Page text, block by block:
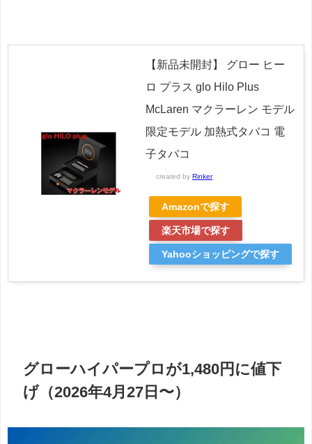
【新品未開封】 グロー ヒー
ロ プラス glo Hilo Plus
McLaren マクラーレン モデル
限定モデル 加熱式タバコ 電
子タバコ
created by Rinker
Amazonで探す
楽天市場で探す
Yahooショッピングで探す
グローハイパープロが1,480円に値下
げ（2026年4月27日〜）